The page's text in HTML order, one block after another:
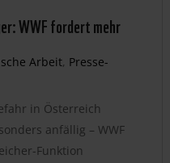
WWF fordert mehr
Arbeit, Presse-
in Österreich
anfällig – WWF
Funktion